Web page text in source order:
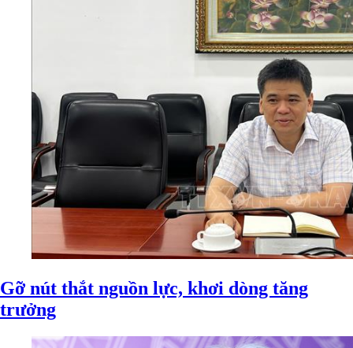
Gỡ nút thắt nguồn lực, khơi dòng tăng
trưởng